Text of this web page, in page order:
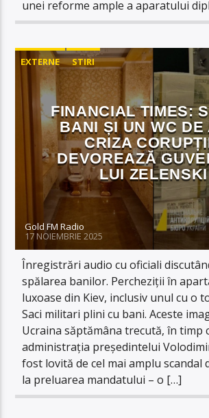
unei reforme ample a aparatului
EXTERNE STIRI
FINANCIAL TIMES:
BANI ȘI UN WC DE
CRIZA
DEVOREAZĂ
LUI ZELENSKI
Gold FM Radio
17 NOIEMBRIE 2025
Înregistrări audio cu oficiali
spălarea banilor. Percheziții în
luxoase din Kiev, inclusiv unul cu o
Saci militari plini cu bani. Aceste
Ucraina săptămâna trecută, în timp
administrația președintelui
fost lovită de cel mai amplu scandal
la preluarea mandatului – o […]